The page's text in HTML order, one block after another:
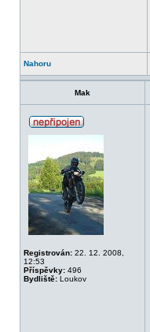
Nahoru
Mak
Registrován: 22. 12. 2008,
12:53
Příspěvky: 496
Bydliště: Loukov